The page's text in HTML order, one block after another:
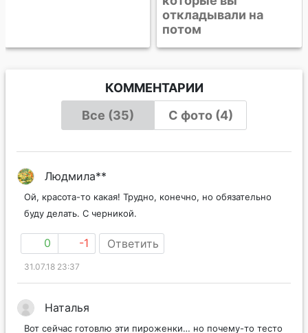
КОММЕНТАРИИ
Все (35)
С фото (4)
Людмила**
Ой, красота-то какая! Трудно, конечно, но обязательно
буду делать. С черникой.
0 -1 Ответить
31.07.18 23:37
Наталья
Вот сейчас готовлю эти пироженки… но почему-то тесто